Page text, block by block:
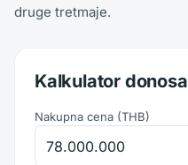
druge tretmaje.
Kalkulator donosa
Nakupna cena (THB)